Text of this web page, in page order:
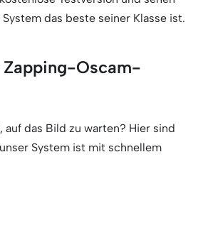
System das beste seiner Klasse ist.
Zapping-Oscam-
auf das Bild zu warten? Hier sind
System ist mit schnellem